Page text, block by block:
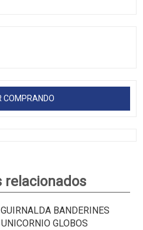
COMPRANDO
relacionados
BANDERINES
GLOBOS